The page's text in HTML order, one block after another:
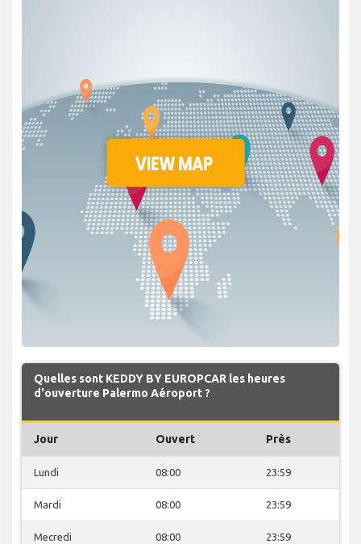
Quelles sont KEDDY BY EUROPCAR les heures
d'ouverture Palermo Aéroport ?
Jour Ouvert Près
Lundi 08:00 23:59
Mardi 08:00 23:59
Mecredi 08:00 23:59